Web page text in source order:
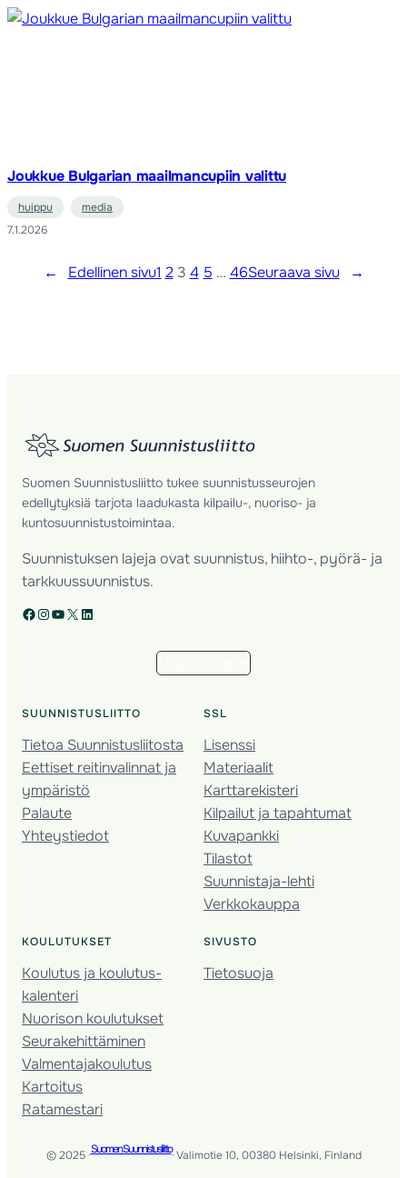
Joukkue Bulgarian maailmancupiin valittu
huippu
media
7.1.2026
← Edellinen sivu1 2 3 4 5 … 46Seuraava sivu →
Suomen Suunnistusliitto tukee suunnistusseurojen
edellytyksiä tarjota laadukasta kilpailu-, nuoriso- ja
kuntosuunnistustoimintaa.
Suunnistuksen lajeja ovat suunnistus, hiihto-, pyörä- ja
tarkkuussuunnistus.
Facebook Instagram YouTube X LinkedIn
SUUNNISTUSLIITTO
Tietoa Suunnistusliitosta
Eettiset reitinvalinnat ja
ympäristö
Palaute
Yhteystiedot
SSL
Lisenssi
Materiaalit
Karttarekisteri
Kilpailut ja tapahtumat
Kuvapankki
Tilastot
Suunnistaja-lehti
Verkkokauppa
KOULUTUKSET
Koulutus ja koulutus­
kalenteri
Nuorison koulutukset
Seura­kehittäminen
Valmentaja­koulutus
Kartoitus
Ratamestari
SIVUSTO
Tietosuoja
© 2025 ·Suomen Suunnistusliitto· Valimotie 10, 00380 Helsinki, Finland